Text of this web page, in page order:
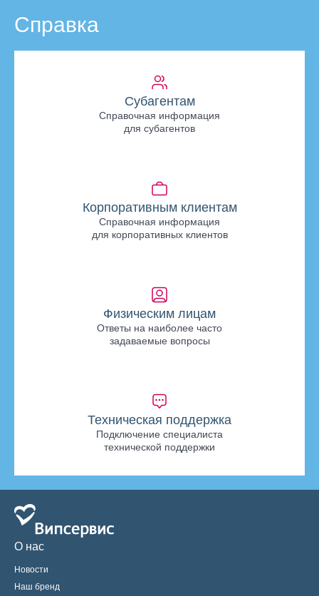
Справка
Субагентам
Справочная информация
для субагентов
Корпоративным клиентам
Справочная информация
для корпоративных клиентов
Физическим лицам
Ответы на наиболее часто
задаваемые вопросы
Техническая поддержка
Подключение специалиста
технической поддержки
О нас
Новости
Наш бренд